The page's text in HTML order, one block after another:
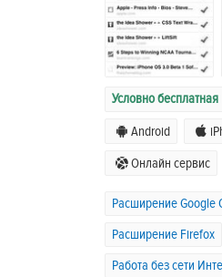
Условно бесплатная
Android
Онлайн сервис
Расширение Google
Расширение Firefox
Работа без сети